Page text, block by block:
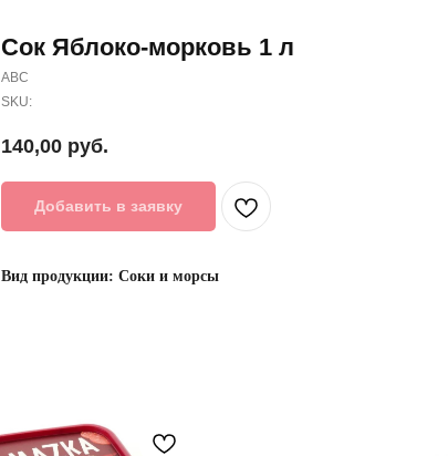
Сок Яблоко-морковь 1 л
АВС
SKU:
140,00 руб.
Добавить в заявку
Вид продукции: Соки и морсы